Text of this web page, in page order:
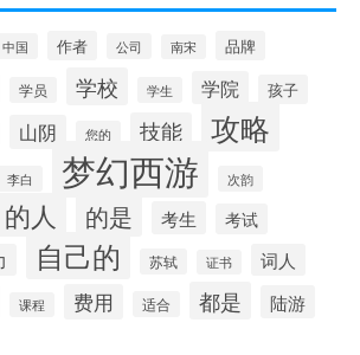
中国 作者 公司 南宋 品牌
学员 学校 学生 学院 孩子
山阴 您的 技能 攻略
李白 梦幻西游 次韵
的人 的是 考生 考试
自己的 苏轼 证书 词人
课程 费用 适合 都是 陆游